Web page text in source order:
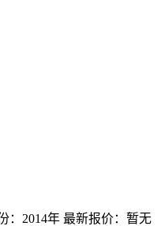
：2014年 最新报价：暂无